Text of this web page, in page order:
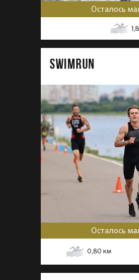
Осталось
SWIMRUN
Осталось
0,80 км